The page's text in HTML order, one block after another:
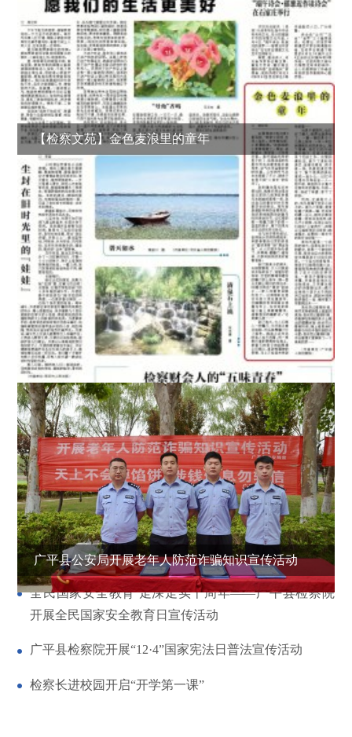
【检察文苑】金色麦浪里的童年
检察护航，守护“她”权益 ——广平县检察院开展“木兰
有约”普法宣讲活动
“中秋明月映检心 红色精神永传承” ——广平县检察院
妇女联合会组织干警赴一二九师旧址开展红色教育活动
【检察文苑】金色麦浪里的童年
法治宣传 更多>
广平县公安局开展老年人防范诈骗知识宣传活动
全民国家安全教育 走深走实十周年——广平县检察院
开展全民国家安全教育日宣传活动
广平县检察院开展“12·4”国家宪法日普法宣传活动
检察长进校园开启“开学第一课”